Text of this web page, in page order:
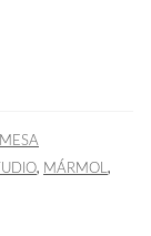
, MÁRMOL ,